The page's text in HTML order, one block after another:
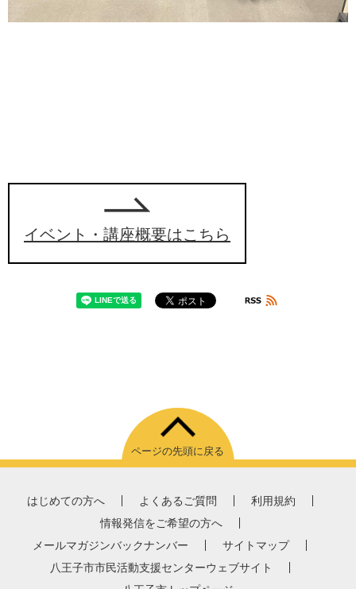
イベント・講座概要はこちら
ページの先頭に戻る
はじめての方へ よくあるご質問
利用規約
情報発信をご希望の方へ
メールマガジンバックナンバー
サイトマップ
八王子市市民活動支援センターウェブサイト